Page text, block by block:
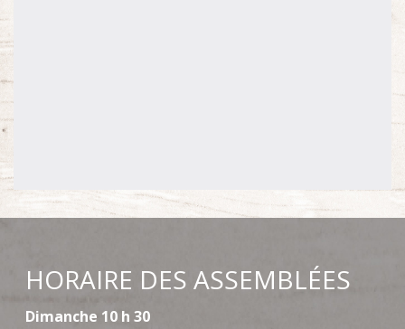
HORAIRE DES ASSEMBLÉES
Dimanche 10 h 30